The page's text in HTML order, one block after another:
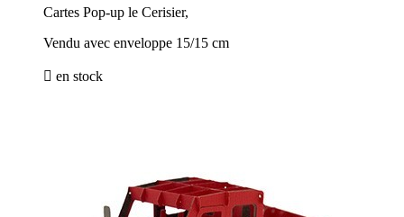
Cartes Pop-up le Cerisier,
Vendu avec enveloppe 15/15 cm
 en stock